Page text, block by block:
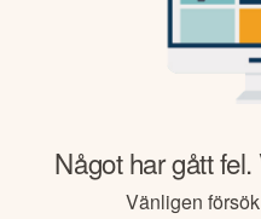
Något har gått
Vänligen